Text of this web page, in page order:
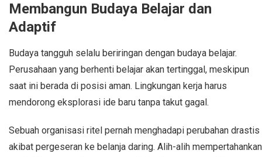
Membangun Budaya Belajar dan
Adaptif
Budaya tangguh selalu beriringan dengan budaya belajar.
Perusahaan yang berhenti belajar akan tertinggal, meskipun
saat ini berada di posisi aman. Lingkungan kerja harus
mendorong eksplorasi ide baru tanpa takut gagal.
Sebuah organisasi ritel pernah menghadapi perubahan drastis
akibat pergeseran ke belanja daring. Alih-alih mempertahankan